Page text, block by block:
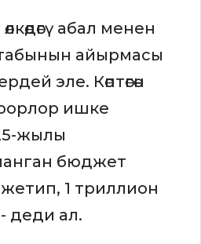
абал менен
айырмасы
эле. Көптөгөн
ишке
жылы
бюджет
1 триллион
деди ал.